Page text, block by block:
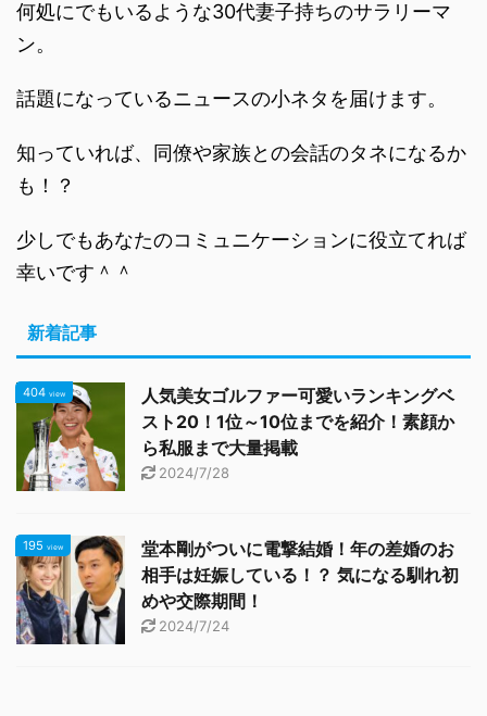
何処にでもいるような30代妻子持ちのサラリーマ
ン。
話題になっているニュースの小ネタを届けます。
知っていれば、同僚や家族との会話のタネになるか
も！？
少しでもあなたのコミュニケーションに役立てれば
幸いです＾＾
新着記事
404 view
人気美女ゴルファー可愛いランキングベ
スト20！1位～10位までを紹介！素顔か
ら私服まで大量掲載
2024/7/28
195 view
堂本剛がついに電撃結婚！年の差婚のお
相手は妊娠している！？ 気になる馴れ初
めや交際期間！
2024/7/24